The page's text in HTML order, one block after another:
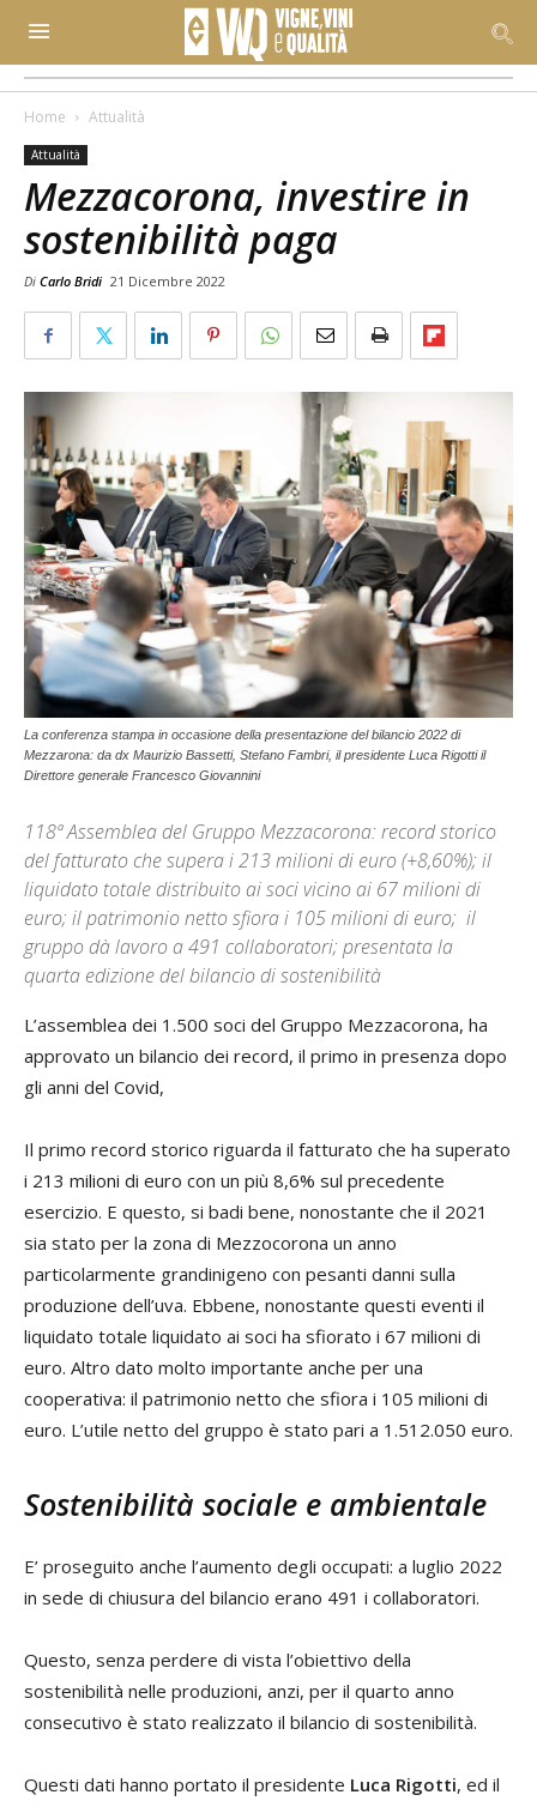
Home Attualità
Attualità
Mezzacorona, investire in
sostenibilità paga
Di Carlo Bridi 21 Dicembre 2022
La conferenza stampa in occasione della presentazione del bilancio 2022 di
Mezzarona: da dx Maurizio Bassetti, Stefano Fambri, il presidente Luca Rigotti il
Direttore generale Francesco Giovannini
118ª Assemblea del Gruppo Mezzacorona: record storico
del fatturato che supera i 213 milioni di euro (+8,60%); il
liquidato totale distribuito ai soci vicino ai 67 milioni di
euro; il patrimonio netto sfiora i 105 milioni di euro; il
gruppo dà lavoro a 491 collaboratori; presentata la
quarta edizione del bilancio di sostenibilità
L’assemblea dei 1.500 soci del Gruppo Mezzacorona, ha
approvato un bilancio dei record, il primo in presenza dopo
gli anni del Covid,
Il primo record storico riguarda il fatturato che ha superato
i 213 milioni di euro con un più 8,6% sul precedente
esercizio. E questo, si badi bene, nonostante che il 2021
sia stato per la zona di Mezzocorona un anno
particolarmente grandinigeno con pesanti danni sulla
produzione dell’uva. Ebbene, nonostante questi eventi il
liquidato totale liquidato ai soci ha sfiorato i 67 milioni di
euro. Altro dato molto importante anche per una
cooperativa: il patrimonio netto che sfiora i 105 milioni di
euro. L’utile netto del gruppo è stato pari a 1.512.050 euro.
Sostenibilità sociale e ambientale
E’ proseguito anche l’aumento degli occupati: a luglio 2022
in sede di chiusura del bilancio erano 491 i collaboratori.
Questo, senza perdere di vista l’obiettivo della
sostenibilità nelle produzioni, anzi, per il quarto anno
consecutivo è stato realizzato il bilancio di sostenibilità.
Questi dati hanno portato il presidente Luca Rigotti, ed il